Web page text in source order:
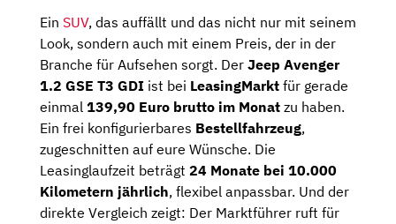
Ein SUV, das auffällt und das nicht nur mit seinem
Look, sondern auch mit einem Preis, der in der
Branche für Aufsehen sorgt. Der Jeep Avenger
1.2 GSE T3 GDI ist bei LeasingMarkt für gerade
einmal 139,90 Euro brutto im Monat zu haben.
Ein frei konfigurierbares Bestellfahrzeug,
zugeschnitten auf eure Wünsche. Die
Leasinglaufzeit beträgt 24 Monate bei 10.000
Kilometern jährlich, flexibel anpassbar. Und der
direkte Vergleich zeigt: Der Marktführer ruft für